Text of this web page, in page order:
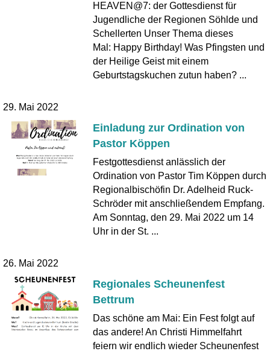
HEAVEN@7: der Gottesdienst für
Jugendliche der Regionen Söhlde und
Schellerten Unser Thema dieses
Mal: Happy Birthday! Was Pfingsten und
der Heilige Geist mit einem
Geburtstagskuchen zutun haben? ...
29. Mai 2022
Einladung zur Ordination von
Pastor Köppen
Festgottesdienst anlässlich der
Ordination von Pastor Tim Köppen durch
Regionalbischöfin Dr. Adelheid Ruck-
Schröder mit anschließendem Empfang.
Am Sonntag, den 29. Mai 2022 um 14
Uhr in der St. ...
26. Mai 2022
Regionales Scheunenfest
Bettrum
Das schöne am Mai: Ein Fest folgt auf
das andere! An Christi Himmelfahrt
feiern wir endlich wieder Scheunenfest